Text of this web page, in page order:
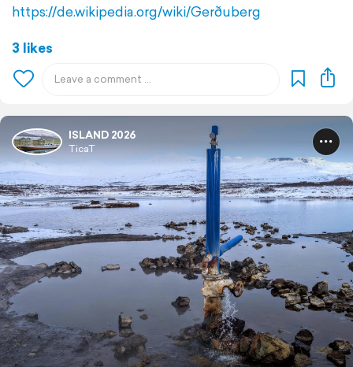
https://de.wikipedia.org/wiki/Gerðuberg
3 likes
ISLAND 2026
TicaT